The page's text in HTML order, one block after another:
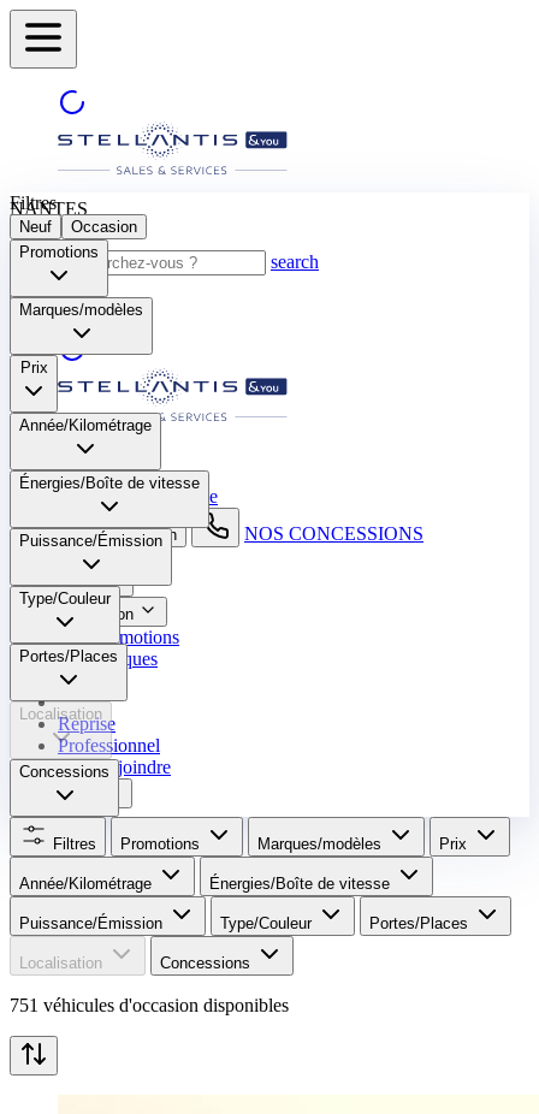
NANTES
search
NANTES
Sélectionnez une autre ville
search button - icon NOS CONCESSIONS
Neuf
Occasion
Nos promotions
Nos marques
Entretien
Reprise
Professionnel
Nous rejoindre
Plus
Filtres
Neuf
Occasion
Promotions
Marques/modèles
Prix
Année/Kilométrage
Énergies/Boîte de vitesse​
Puissance/Émission
Type/Couleur
Portes/Places
Localisation
Concessions
Filtres Promotions Marques/modèles Prix
Année/Kilométrage Énergies/Boîte de vitesse​
Puissance/Émission Type/Couleur Portes/Places
Localisation Concessions
751 véhicules d'occasion disponibles